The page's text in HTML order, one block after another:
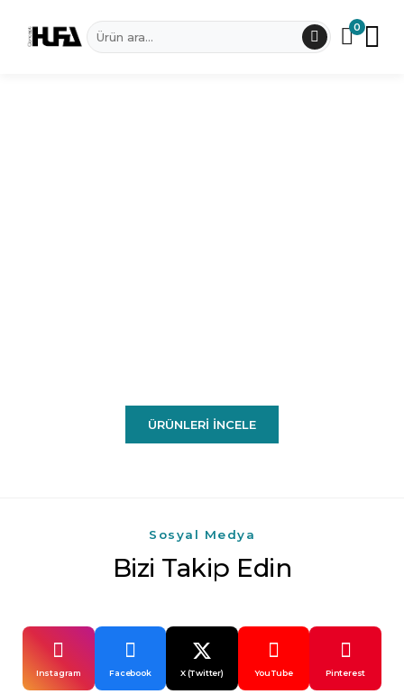
0
ÜRÜNLERI İNCELE
Sosyal Medya
Bizi Takip Edin
Instagram Facebook X (Twitter) YouTube Pinterest